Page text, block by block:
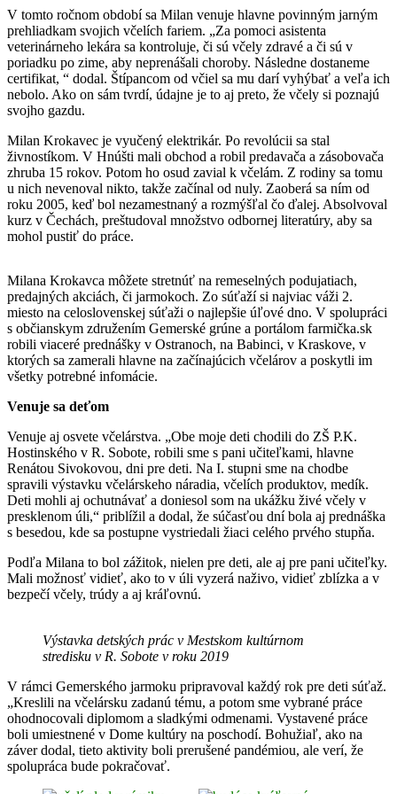
V tomto ročnom období sa Milan venuje hlavne povinným jarným
prehliadkam svojich včelích fariem. „Za pomoci asistenta
veterinárneho lekára sa kontroluje, či sú včely zdravé a či sú v
poriadku po zime, aby neprenášali choroby. Následne dostaneme
certifikat, “ dodal. Štípancom od včiel sa mu darí vyhýbať a veľa ich
nebolo. Ako on sám tvrdí, údajne je to aj preto, že včely si poznajú
svojho gazdu.
Milan Krokavec je vyučený elektrikár. Po revolúcii sa stal
živnostíkom. V Hnúšti mali obchod a robil predavača a zásobovača
zhruba 15 rokov. Potom ho osud zavial k včelám. Z rodiny sa tomu
u nich nevenoval nikto, takže začínal od nuly. Zaoberá sa ním od
roku 2005, keď bol nezamestnaný a rozmýšľal čo ďalej. Absolvoval
kurz v Čechách, preštudoval množstvo odbornej literatúry, aby sa
mohol pustiť do práce.
Milana Krokavca môžete stretnúť na remeselných podujatiach,
predajných akciách, či jarmokoch. Zo súťaží si najviac váži 2.
miesto na celoslovenskej súťaži o najlepšie úľové dno. V spolupráci
s občianskym združením Gemerské grúne a portálom farmička.sk
robili viaceré prednášky v Ostranoch, na Babinci, v Kraskove, v
ktorých sa zamerali hlavne na začínajúcich včelárov a poskytli im
všetky potrebné infomácie.
Venuje sa deťom
Venuje aj osvete včelárstva. „Obe moje deti chodili do ZŠ P.K.
Hostinského v R. Sobote, robili sme s pani učiteľkami, hlavne
Renátou Sivokovou, dni pre deti. Na I. stupni sme na chodbe
spravili výstavku včelárskeho náradia, včelích produktov, medík.
Deti mohli aj ochutnávať a doniesol som na ukážku živé včely v
presklenom úli,“ priblížil a dodal, že súčasťou dní bola aj prednáška
s besedou, kde sa postupne vystriedali žiaci celého prvého stupňa.
Podľa Milana to bol zážitok, nielen pre deti, ale aj pre pani učiteľky.
Mali možnosť vidieť, ako to v úli vyzerá naživo, vidieť zblízka a v
bezpečí včely, trúdy a aj kráľovnú.
Výstavka detských prác v Mestskom kultúrnom
stredisku v R. Sobote v roku 2019
V rámci Gemerského jarmoku pripravoval každý rok pre deti súťaž.
„Kreslili na včelársku zadanú tému, a potom sme vybrané práce
ohodnocovali diplomom a sladkými odmenami. Vystavené práce
boli umiestnené v Dome kultúry na poschodí. Bohužiaľ, ako na
záver dodal, tieto aktivity boli prerušené pandémiou, ale verí, že
spolupráca bude pokračovať.